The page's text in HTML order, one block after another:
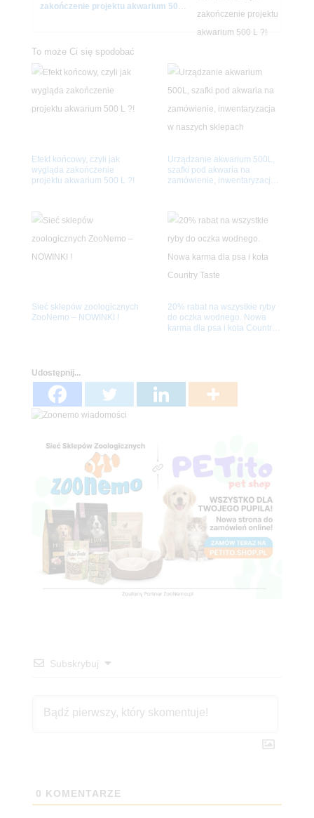
zakończenie projektu akwarium 500 L
To może Ci się spodobać
Efekt końcowy, czyli jak
wygląda zakończenie
projektu akwarium 500 L ?!
Urządzanie akwarium 500L,
szafki pod akwaria na
zamówienie, inwentaryzacja
Sieć sklepów zoologicznych
ZooNemo – NOWINKI !
20% rabat na wszystkie ryby
do oczka wodnego. Nowa
karma dla psa i kota Country
Udostępnij...
Subskrybuj
0 KOMENTARZE